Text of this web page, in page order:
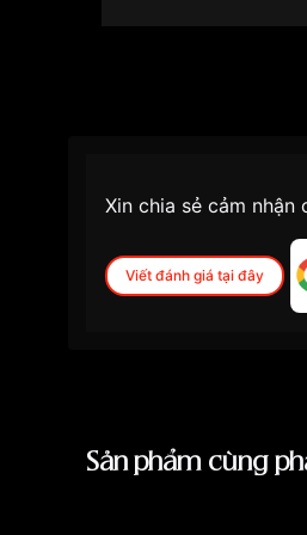
Xin chia sẻ cảm nhận
Viết đánh giá tại đây
Sản phẩm cùng